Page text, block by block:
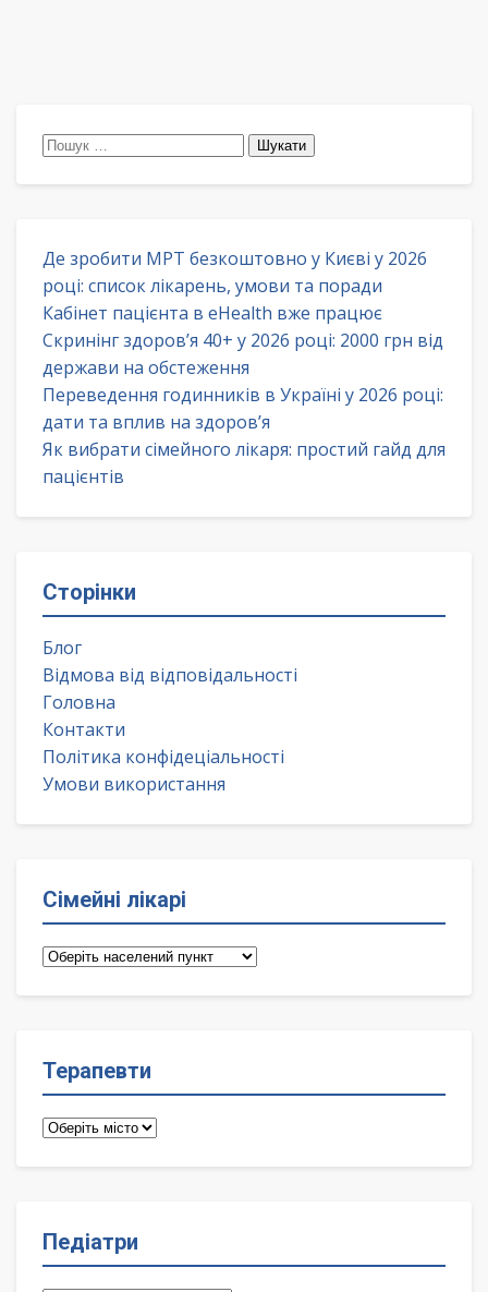
Пошук:
Де зробити МРТ безкоштовно у Києві у 2026
році: список лікарень, умови та поради
Кабінет пацієнта в eHealth вже працює
Скринінг здоров’я 40+ у 2026 році: 2000 грн від
держави на обстеження
Переведення годинників в Україні у 2026 році:
дати та вплив на здоров’я
Як вибрати сімейного лікаря: простий гайд для
пацієнтів
Сторінки
Блог
Відмова від відповідальності
Головна
Контакти
Політика конфідеціальності
Умови використання
Сімейні лікарі
Сімейні
Терапевти
Терапевти
Педіатри